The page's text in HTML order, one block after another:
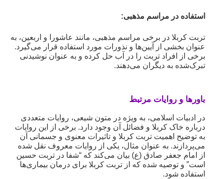
استفاده در مراسم مذهبی:
تربت کربلا در برخی مراسم مذهبی، مانند عاشورا و اربعین، به
عنوان بخشی از آیین‌ها و نذورات مورد استفاده قرار می‌گیرد.
برخی از افراد تربت را در آب حل کرده و به عنوان نوشیدنی
تبرک‌شده به دیگران می‌دهند.
باورها و روایات مرتبط
در ادبیات اسلامی، به ویژه در متون شیعی، روایات متعددی
درباره خاک کربلا و فضائل آن وجود دارد. برخی از این روایات
به توضیح اهمیت تربت کربلا و تاثیرات معنوی و جسمانی آن
می‌پردازند. به عنوان مثال، یکی از روایات معروف نقل شده
از امام جعفر صادق (ع) بیان می‌کند که “شفا در تربت حسین
است” و توصیه شده که از تربت کربلا برای درمان بیماری‌ها
استفاده شود.